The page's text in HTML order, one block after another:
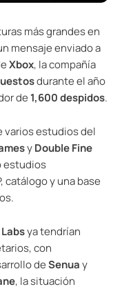
más grandes en
mensaje enviado a
Xbox, la compañía
durante el año
de 1,600 despidos.
varios estudios del
yDouble Fine
estudios
catálogo y una base
ya tendrían
con
deSenuay
, la situación